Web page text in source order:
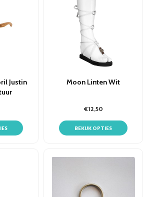
Justin
Moon Linten Wit
€12,50
BEKIJK OPTIES